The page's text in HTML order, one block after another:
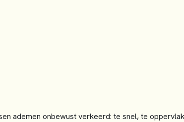
ademen onbewust verkeerd: te snel, te